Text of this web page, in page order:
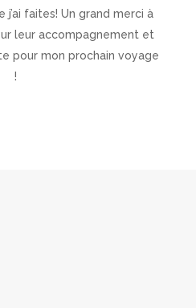
faites! Un grand merci à
leur accompagnement et
pour mon prochain voyage
!